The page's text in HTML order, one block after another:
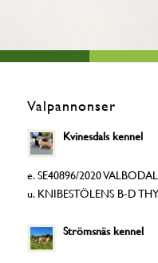
Valpannonser
Kvinesdals kennel
e. SE40896/2020
u. KNIBESTÖLENS B-D
Strömsnäs kennel